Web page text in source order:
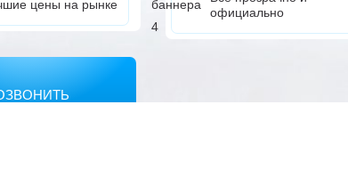
цены на рынке
официально